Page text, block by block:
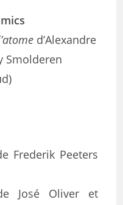
d’Alexandre
Smolderen
Frederik Peeters
José Oliver et